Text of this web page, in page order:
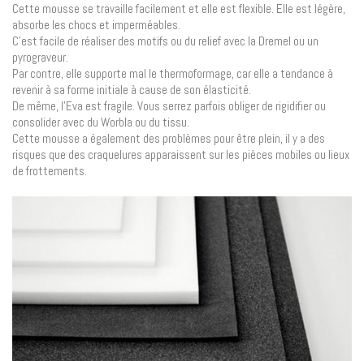
Cette mousse se travaille facilement et elle est flexible. Elle est légère,
absorbe les chocs et imperméables.
C’est facile de réaliser des motifs ou du relief avec la Dremel ou un
pyrograveur.
Par contre, elle supporte mal le thermoformage, car elle a tendance à
revenir à sa forme initiale à cause de son élasticité.
De même, l’Eva est fragile. Vous serrez parfois obliger de rigidifier ou
consolider avec du Worbla ou du tissu.
Cette mousse a également des problèmes pour être plein, il y a des
risques que des craquelures apparaissent sur les pièces mobiles ou lieux
de frottements.